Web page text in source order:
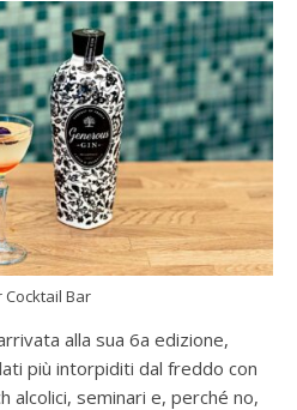
Cocktail Bar
alla sua 6a edizione,
più intorpiditi dal freddo con
alcolici, seminari e, perché no,